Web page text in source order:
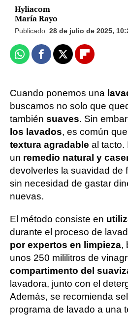
Hyliacom
María Rayo
Publicado: 28 de julio de 2025,
WhatsappFacebook
X Flipboard
Cuando ponemos una
buscamos no solo que
también suaves. Sin
los lavados, es común que
textura agradable al tacto.
un remedio natural y
devolverles la suavidad de
sin necesidad de gastar
nuevas.
El método consiste en
durante el proceso de
por expertos en limpieza,
unos 250 mililitros de
compartimento del
lavadora, junto con el
Además, se recomienda
programa de lavado a una